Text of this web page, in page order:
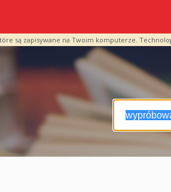
są zapisywane na Twoim komputerze.